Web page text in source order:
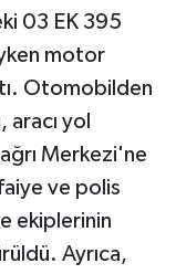
03 EK 395
motor
Otomobilden
yol
Merkezi'ne
ve polis
ekiplerinin
Ayrıca,